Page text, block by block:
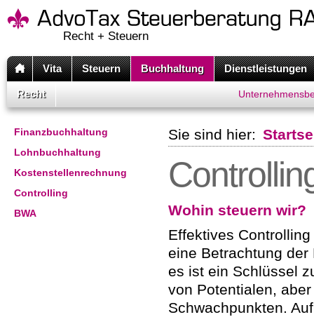
Recht + Steuern
Vita Steuern Buchhaltung Dienstleistungen
Recht
Finanzbuchhaltung
Lohnbuchhaltung
Kostenstellenrechnung
Controlling
BWA
Sie sind hier:
Wohin steuern wir?
Effektives
eine Betrachtung
es ist ein Schlüssel
von Potentialen,
Schwachpunkten.